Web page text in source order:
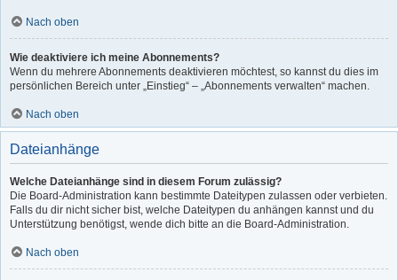
Nach oben
Wie deaktiviere ich meine Abonnements?
Wenn du mehrere Abonnements deaktivieren möchtest, so kannst du dies im
persönlichen Bereich unter „Einstieg“ – „Abonnements verwalten“ machen.
Nach oben
Dateianhänge
Welche Dateianhänge sind in diesem Forum zulässig?
Die Board-Administration kann bestimmte Dateitypen zulassen oder verbieten.
Falls du dir nicht sicher bist, welche Dateitypen du anhängen kannst und du
Unterstützung benötigst, wende dich bitte an die Board-Administration.
Nach oben